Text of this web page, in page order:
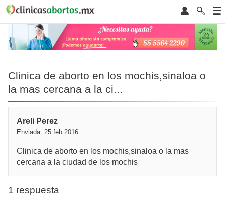
Clinica de aborto en los mochis,sinaloa o
la mas cercana a la ci...
Areli Perez
Enviada: 25 feb 2016
Clinica de aborto en los mochis,sinaloa o la mas
cercana a la ciudad de los mochis
1 respuesta